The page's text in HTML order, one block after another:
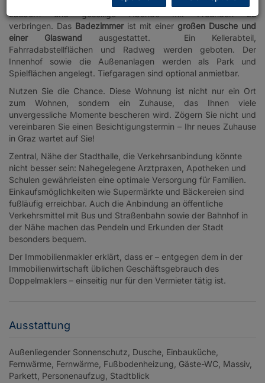
finden Sie ausreichend Platz, um kulinarische Köstlichkeiten zu
zaubern und gesellige Abende mit Freunden zu
verbringen. Das Badezimmerist mit einer großen Dusche und
einer Glaswandausgestattet. Ein Kellerabteil,
Fahrradabstellflächen und Radweg werden geboten. Der
Innenhof sowie die Außenanlagen werden als Park und
Spielflächen angelegt. Tiefgaragen sind optional anmietbar.
Nutzen Sie die Chance. Diese Wohnung ist nicht nur ein Ort
zum Wohnen, sondern ein Zuhause, das Ihnen viele
unvergessliche Momente bescheren wird. Zögern Sie nicht und
vereinbaren Sie einen Besichtigungstermin – Ihr neues Zuhause
in Graz wartet auf Sie!
Zentral, Nähe der Stadthalle, die Verkehrsanbindung könnte
nicht besser sein: Nahegelegene Arztpraxen, Apotheken und
Schulen gewährleisten eine optimale Versorgung für Familien.
Einkaufsmöglichkeiten wie Supermärkte und Bäckereien sind
fußläufig erreichbar. Auch die Anbindung an öffentliche
Verkehrsmittel mit Bus und Straßenbahn sowie der Bahnhof in
der Nähe machen das Pendeln und Erkunden der Stadt
besonders bequem.
Der Immobilienmakler erklärt, dass er – entgegen dem in der
Immobilienwirtschaft üblichen Geschäftsgebrauch des
Doppelmaklers – einseitig nur für den Vermieter tätig ist.
Ausstattung
Außenliegender Sonnenschutz Dusche Einbauküche
Fernwärme Fernwärme Fußbodenheizung Gäste-WC Massiv
Parkett Personenaufzug Stadtblick